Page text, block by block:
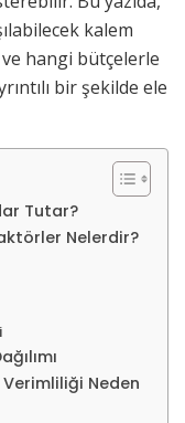
kalem
hangi bütçelerle
bir şekilde ele
Tutar?
Nelerdir?
Verimliliği Neden